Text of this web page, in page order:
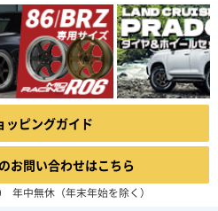
ッピングガイド
お問い合わせはこちら
中無休（年末年始を除く）